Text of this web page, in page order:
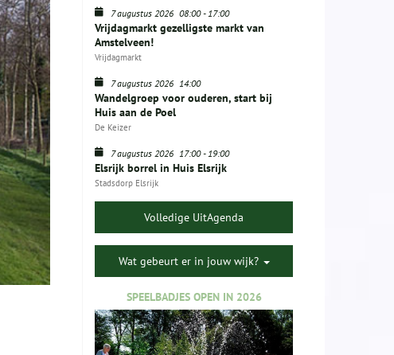
7 augustus 2026 08:00-17:00
Vrijdagmarkt gezelligste markt van
Amstelveen!
Vrijdagmarkt
7 augustus 2026 14:00
Wandelgroep voor ouderen, start bij
Huis aan de Poel
De Keizer
7 augustus 2026 17:00-19:00
Elsrijk borrel in Huis Elsrijk
Stadsdorp Elsrijk
Volledige UitAgenda
Wat gebeurt er in jouw wijk?
SPEELBADJES OPEN IN 2026